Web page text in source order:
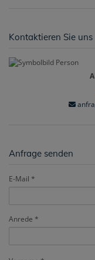
Kontaktieren Sie uns
Anfrage senden
E-Mail
Anrede